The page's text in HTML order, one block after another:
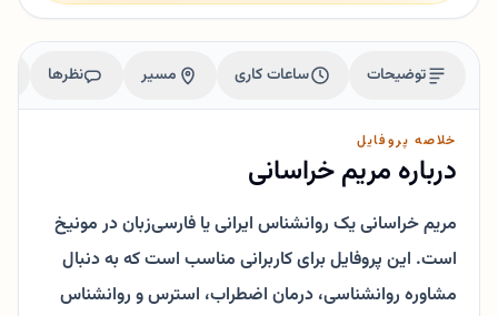
توضیحات ساعات کاری مسیر نظرها
خلاصه پروفایل
درباره مریم خراسانی
مریم خراسانی یک روانشناس ایرانی یا فارسی‌زبان در مونیخ
است. این پروفایل برای کاربرانی مناسب است که به دنبال
مشاوره روانشناسی، درمان اضطراب، استرس و روانشناس